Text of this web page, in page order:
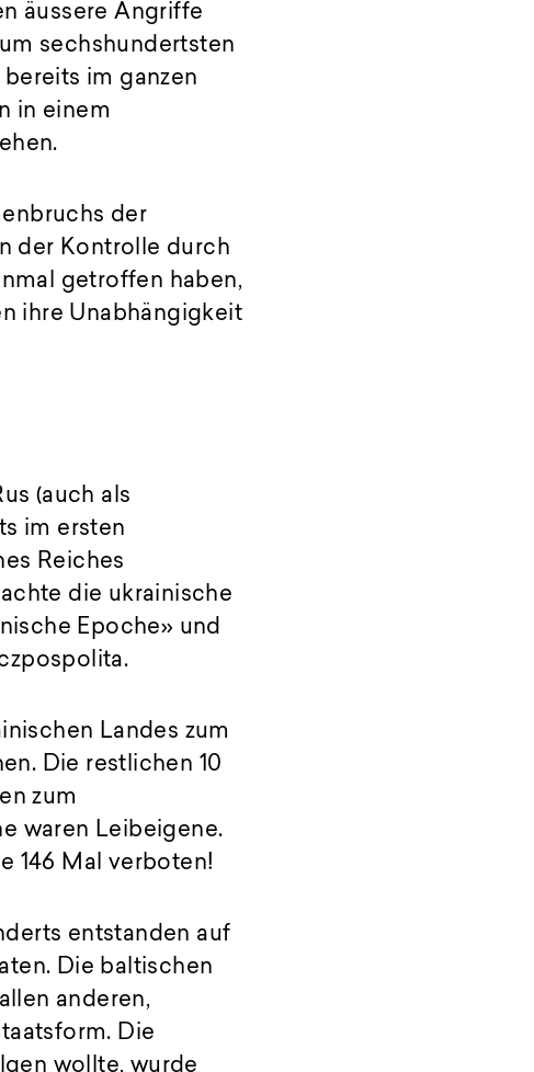
äussere Angriffe
sechshundertsten
im ganzen
in einem
der
der Kontrolle durch
getroffen haben,
ihre Unabhängigkeit
(auch als
im ersten
Reiches
die ukrainische
Epoche» und
Landes zum
Die restlichen 10
zum
waren Leibeigene.
146 Mal verboten!
entstanden auf
Die baltischen
anderen,
Die
wollte, wurde